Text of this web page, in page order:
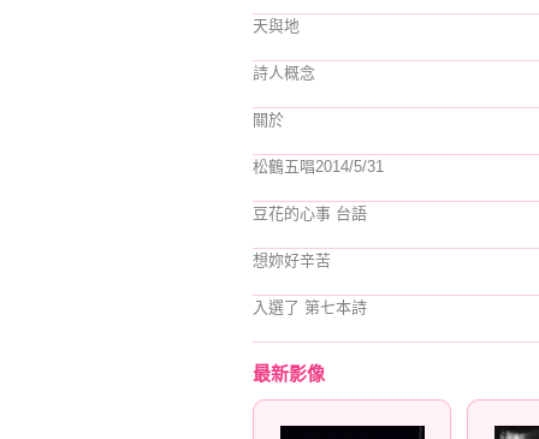
天與地
詩人概念
關於
松鶴五唱2014/5/31
豆花的心事 台語
想妳好辛苦
入選了 第七本詩
最新影像